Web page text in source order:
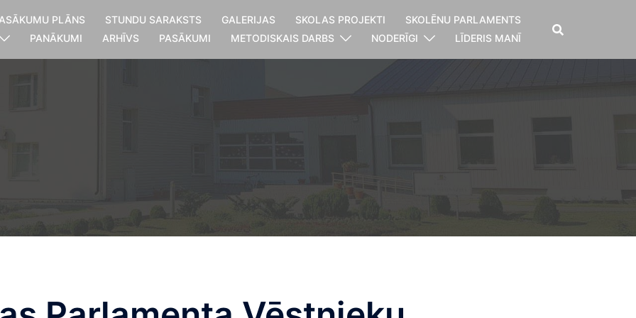
PLĀNS STUNDU SARAKSTS GALERIJAS SKOLAS PROJEKTI
SKOLĒNU PARLAMENTS
PANĀKUMI ARHĪVS PASĀKUMI METODISKAIS DARBS NODERĪGI LĪDERIS MANĪ